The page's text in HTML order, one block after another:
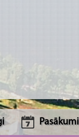
Pasākumi